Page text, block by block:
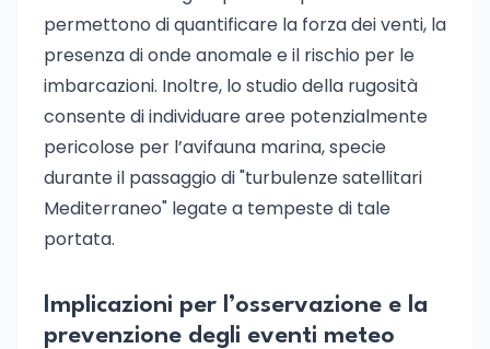
permettono di quantificare la forza dei venti, la
presenza di onde anomale e il rischio per le
imbarcazioni. Inoltre, lo studio della rugosità
consente di individuare aree potenzialmente
pericolose per l’avifauna marina, specie
durante il passaggio di "turbulenze satellitari
Mediterraneo" legate a tempeste di tale
portata.
Implicazioni per l’osservazione e la
prevenzione degli eventi meteo